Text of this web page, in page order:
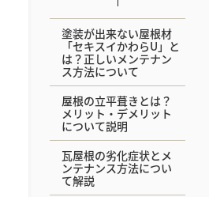
塗装が出来ない屋根材
「セキスイかわらU」と
は？正しいメンテナン
ス方法について
屋根の立平葺きとは？
メリット・デメリット
について説明
瓦屋根の劣化症状とメ
ンテナンス方法につい
て解説